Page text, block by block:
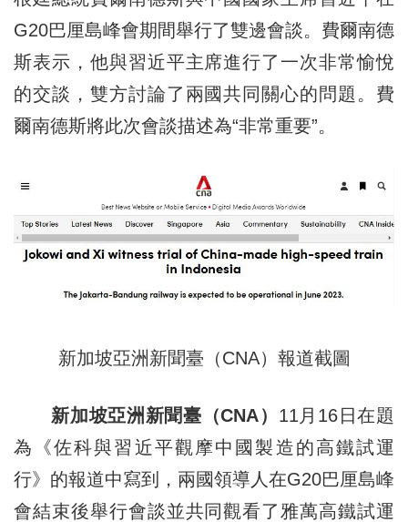
G20巴厘島峰會期間舉行了雙邊會談。費爾南德
斯表示，他與習近平主席進行了一次非常愉悅
的交談，雙方討論了兩國共同關心的問題。費
爾南德斯將此次會談描述為“非常重要”。
新加坡亞洲新聞臺（CNA）報道截圖
新加坡亞洲新聞臺（CNA） 11月16日在題
為《佐科與習近平觀摩中國製造的高鐵試運
行》的報道中寫到，兩國領導人在G20巴厘島峰
會結束後舉行會談並共同觀看了雅萬高鐵試運